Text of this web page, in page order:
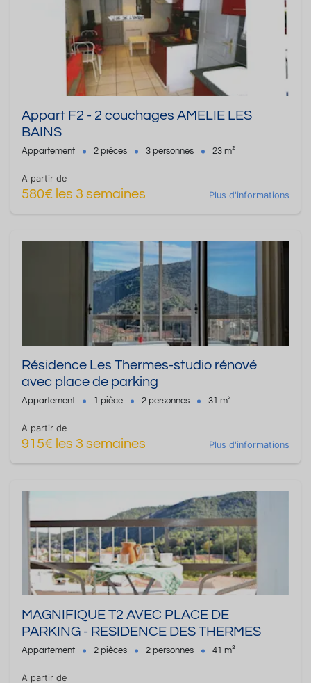
Appart F2 - 2 couchages AMELIE LES
BAINS
Appartement 2 pièces 3 personnes 23 m²
A partir de
580€ les 3 semaines Plus d'informations
Résidence Les Thermes-studio rénové
avec place de parking
Appartement 1 pièce 2 personnes 31 m²
A partir de
915€ les 3 semaines Plus d'informations
MAGNIFIQUE T2 AVEC PLACE DE
PARKING - RESIDENCE DES THERMES
Appartement 2 pièces 2 personnes 41 m²
A partir de